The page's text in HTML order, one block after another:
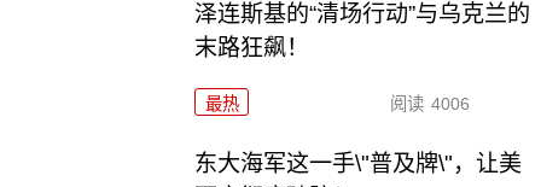
泽连斯基的“清场行动”与乌克兰的
末路狂飙！
最热 阅读 4006
东大海军这一手\"普及牌\"，让美